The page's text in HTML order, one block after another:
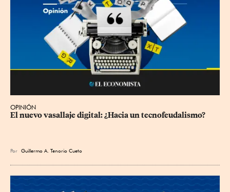
OPINIÓN
El nuevo vasallaje digital: ¿Hacia un tecnofeudalismo?
Por Guillermo A. Tenorio Cueto